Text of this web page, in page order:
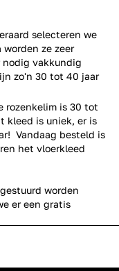
selecteren we
ze zeer
nodig vakkundig
zo'n 30 tot 40 jaar
rozenkelim is 30 tot
kleed is uniek, er is
Vandaag besteld is
het vloerkleed
worden
er een gratis